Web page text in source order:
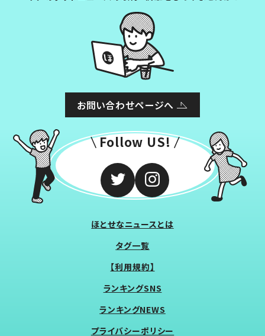
お問い合わせページへ
Follow US!
ほとせなニュースとは
タグ一覧
【利用規約】
ランキングSNS
ランキングNEWS
プライバシーポリシー